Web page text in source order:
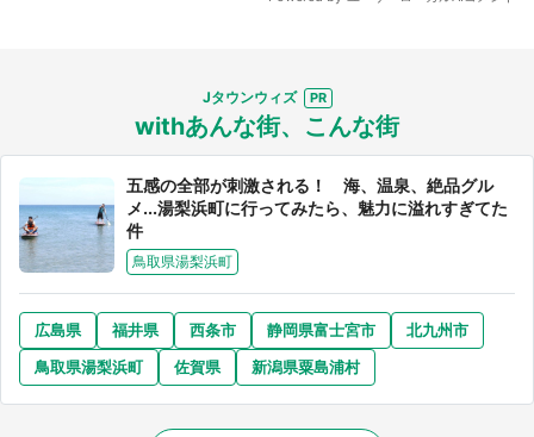
Jタウンウィズ
withあんな街、こんな街
五感の全部が刺激される！ 海、温泉、絶品グル
メ...湯梨浜町に行ってみたら、魅力に溢れすぎてた
件
鳥取県湯梨浜町
広島県 福井県 西条市 静岡県富士宮市
北九州市
鳥取県湯梨浜町
佐賀県 新潟県粟島浦村